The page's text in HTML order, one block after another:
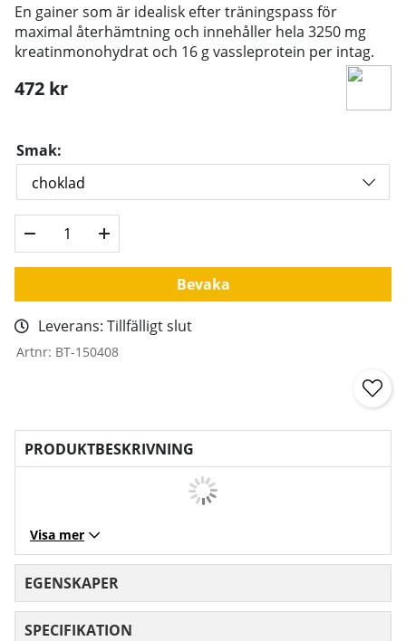
En gainer som är idealisk efter träningspass för
maximal återhämtning och innehåller hela 3250 mg
kreatinmonohydrat och 16 g vassleprotein per intag.
472 kr
Smak:
Bevaka
Leverans: Tillfälligt slut
Artnr: BT-150408
PRODUKTBESKRIVNING
Visa mer
EGENSKAPER
SPECIFIKATION